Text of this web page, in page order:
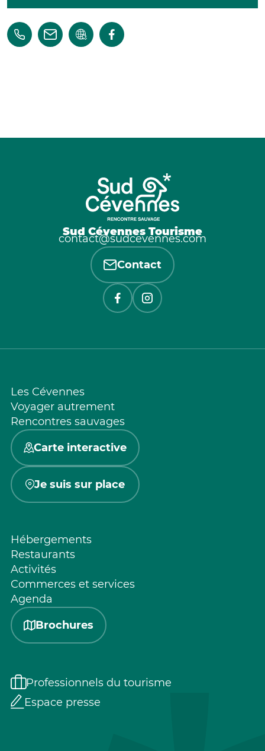
Sud Cévennes Tourisme
contact@sudcevennes.com
Contact
Les Cévennes
Voyager autrement
Rencontres sauvages
Carte interactive
Je suis sur place
Hébergements
Restaurants
Activités
Commerces et services
Agenda
Brochures
Professionnels du tourisme
Espace presse